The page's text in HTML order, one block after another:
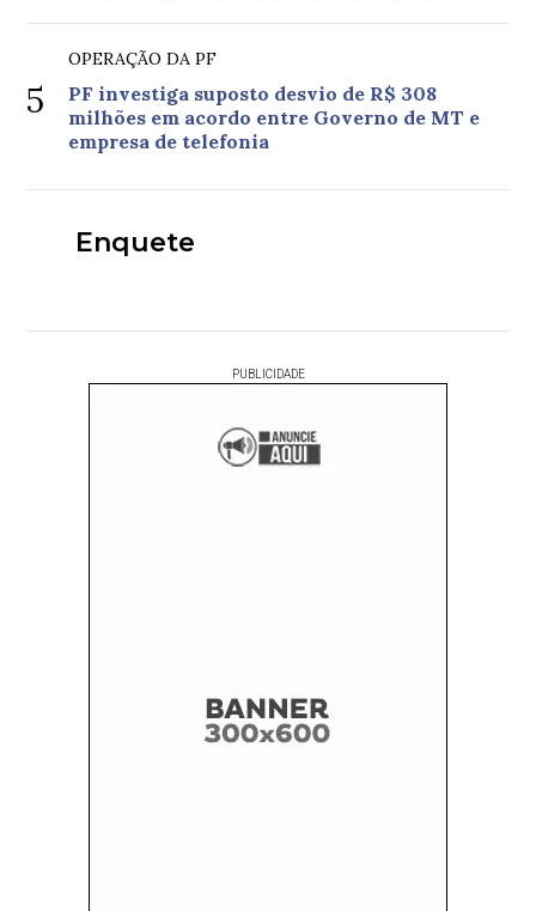
5
OPERAÇÃO DA PF
PF investiga suposto desvio de R$ 308
milhões em acordo entre Governo de MT e
empresa de telefonia
Enquete
PUBLICIDADE